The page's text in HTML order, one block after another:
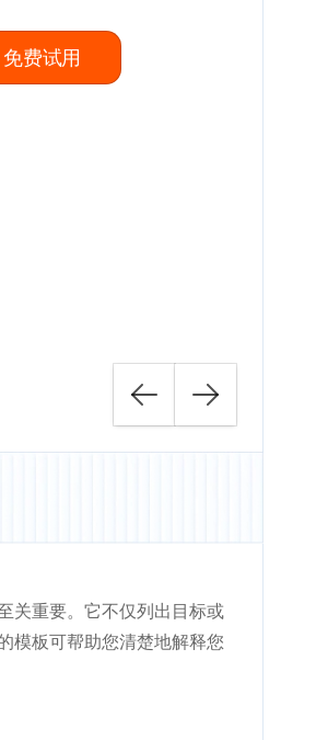
免费试用
关重要。它不仅列出目标或
模板可帮助您清楚地解释您